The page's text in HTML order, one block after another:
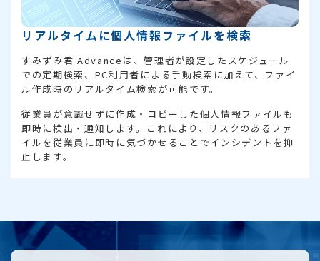
リアルタイムに個人情報ファイルを検索
すみずみ君 Advanceは、管理者が設定したスケジュール
での定期検索、PC利用者による手動検索に加えて、ファイ
ル作成時のリアルタイム検索が可能です。
従業員が意識せずに作成・コピーした個人情報ファイルも
即時に検出・通知します。これにより、リスクのあるファ
イルを従業員に即時に気づかせることでインシデントを抑
止します。